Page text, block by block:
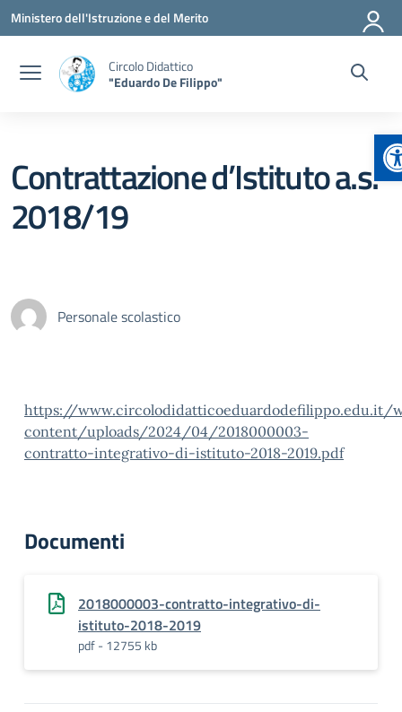
Vai ai contenuti
Vai al menu di navigazione
Vai al footer
Ministero dell'Istruzione e del Merito
Circolo Didattico
"Eduardo De Filippo"
Contrattazione d’Istituto a.s.
2018/19
Personale scolastico
https://www.circolodidatticoeduardodefilippo.edu.it/
content/uploads/2024/04/2018000003-
contratto-integrativo-di-istituto-2018-2019.pdf
Documenti
2018000003-contratto-integrativo-di-
istituto-2018-2019
pdf - 12755 kb